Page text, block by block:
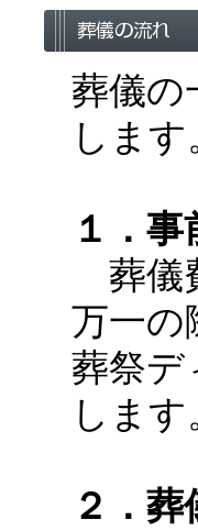
葬儀の
します
１．
葬儀
万一の
葬祭デ
します
２．